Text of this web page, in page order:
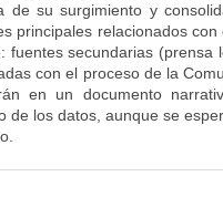
su surgimiento y
principales relacionados con
fuentes secundarias (prensa
con el proceso de la
en un documento
de los datos, aunque se